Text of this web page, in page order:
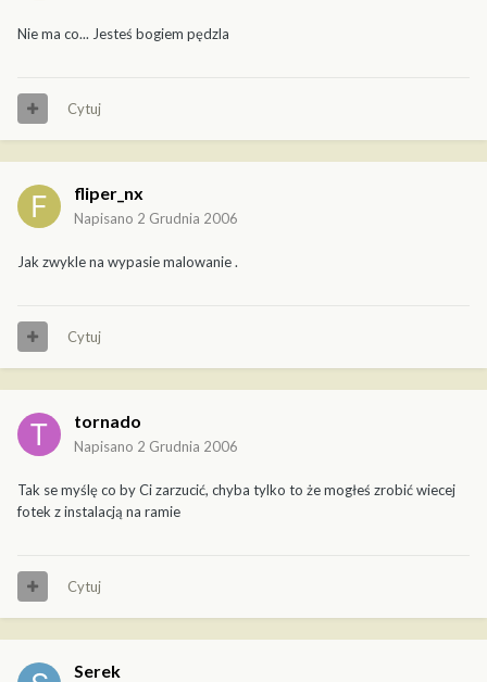
Nie ma co... Jesteś bogiem pędzla
Cytuj
fliper_nx
Napisano 2 Grudnia 2006
Jak zwykle na wypasie malowanie .
Cytuj
tornado
Napisano 2 Grudnia 2006
Tak se myślę co by Ci zarzucić, chyba tylko to że mogłeś zrobić wiecej
fotek z instalacją na ramie
Cytuj
Serek